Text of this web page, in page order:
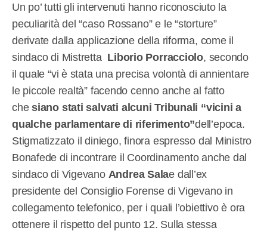
Un po’ tutti gli intervenuti hanno riconosciuto la
peculiarità del “caso Rossano” e le “storture”
derivate dalla applicazione della riforma, come il
sindaco di Mistretta Liborio Porracciolo, secondo
il quale “vi è stata una precisa volontà di annientare
le piccole realtà” facendo cenno anche al fatto
chesiano stati salvati alcuni Tribunali “vicini a
qualche parlamentare di riferimento”dell’epoca.
Stigmatizzato il diniego, finora espresso dal Ministro
Bonafede di incontrare il Coordinamento anche dal
sindaco di Vigevano Andrea Salae dall’ex
presidente del Consiglio Forense di Vigevano in
collegamento telefonico, per i quali l’obiettivo è ora
ottenere il rispetto del punto 12. Sulla stessa